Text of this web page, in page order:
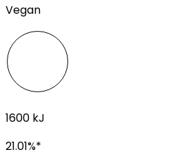
Vegan
1600 kJ
21.01%*